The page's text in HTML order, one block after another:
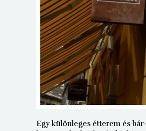
Egy különleges étterem és bár-